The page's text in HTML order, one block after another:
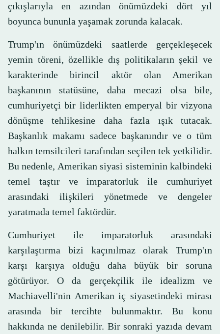
çıkışlarıyla en azından önümüzdeki dört yıl
boyunca bununla yaşamak zorunda kalacak.
Trump'ın önümüzdeki saatlerde gerçekleşecek
yemin töreni, özellikle dış politikaların şekil ve
karakterinde birincil aktör olan Amerikan
başkanının statüsüne, daha mecazi olsa bile,
cumhuriyetçi bir liderlikten emperyal bir vizyona
dönüşme tehlikesine daha fazla ışık tutacak.
Başkanlık makamı sadece başkanındır ve o tüm
halkın temsilcileri tarafından seçilen tek yetkilidir.
Bu nedenle, Amerikan siyasi sisteminin kalbindeki
temel taştır ve imparatorluk ile cumhuriyet
arasındaki ilişkileri yönetmede ve dengeler
yaratmada temel faktördür.
Cumhuriyet ile imparatorluk arasındaki
karşılaştırma bizi kaçınılmaz olarak Trump'ın
karşı karşıya olduğu daha büyük bir soruna
götürüyor. O da gerçekçilik ile idealizm ve
Machiavelli'nin Amerikan iç siyasetindeki mirası
arasında bir tercihte bulunmaktır. Bu konu
hakkında ne denilebilir. Bir sonraki yazıda devam